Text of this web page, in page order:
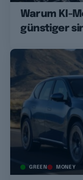
Warum KI-
günstiger
GREEN MONEY